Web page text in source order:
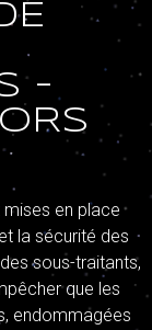
-
mises en place
la sécurité des
sous-traitants,
que les
endommagées